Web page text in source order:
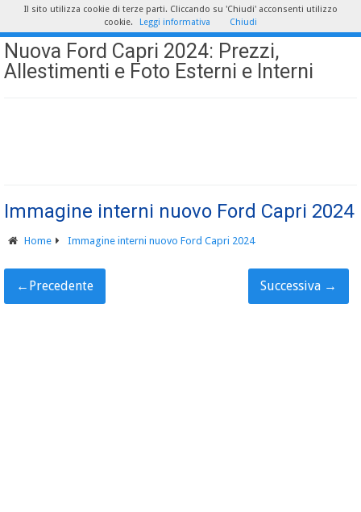
Nuova Ford Capri 2024: Prezzi,
Allestimenti e Foto Esterni e Interni
Immagine interni nuovo Ford Capri 2024
Home Immagine interni nuovo Ford Capri 2024
← Precedente Successiva →
Il sito utilizza cookie di terze parti. Cliccando su 'Chiudi' acconsenti utilizzo
cookie.
Leggi informativa Chiudi